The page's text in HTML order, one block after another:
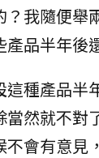
？我隨便舉
品半年後
這種產品半
當然就不對
會有意見